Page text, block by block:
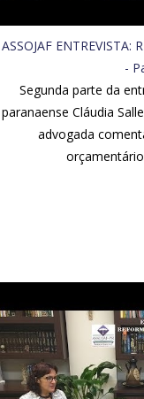
ASSOJAF ENTREVISTA:
-
Segunda parte da
paranaense Cláudia
advogada